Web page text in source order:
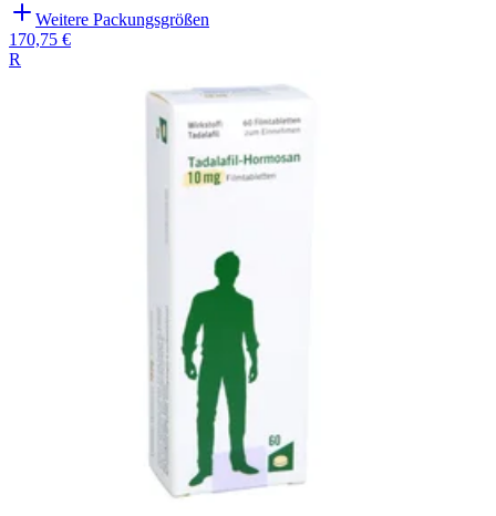
Weitere Packungsgrößen
170,75 €
R